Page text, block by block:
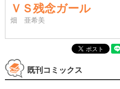
ＶＳ残念ガール
畑 亜希美
既刊コミックス